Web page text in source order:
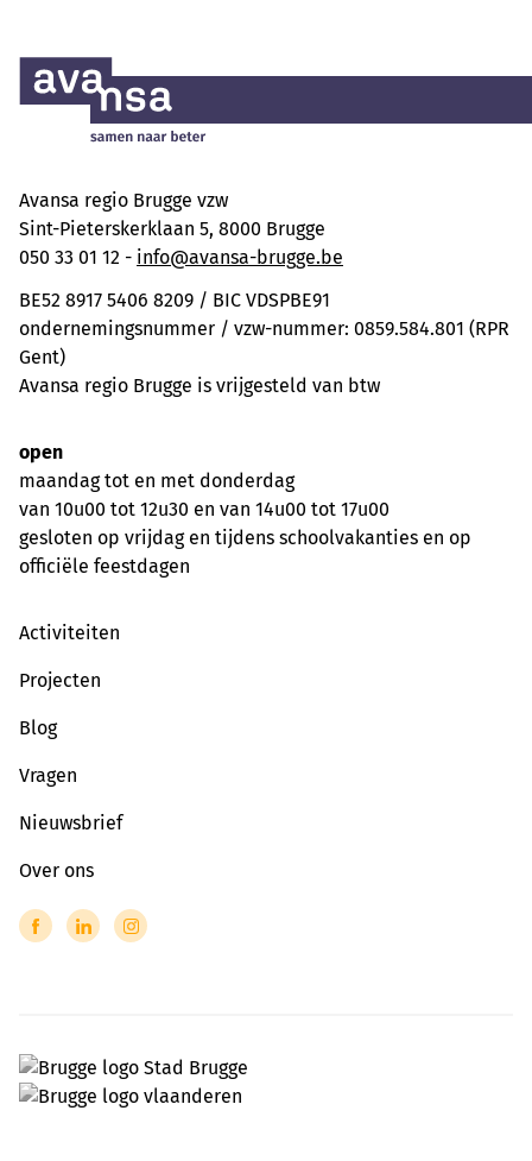
Avansa regio Brugge vzw
Sint-Pieterskerklaan 5, 8000 Brugge
050 33 01 12 - info@avansa-brugge.be
BE52 8917 5406 8209 / BIC VDSPBE91
ondernemingsnummer / vzw-nummer: 0859.584.801 (RPR
Gent)
Avansa regio Brugge is vrijgesteld van btw
open
maandag tot en met donderdag
van 10u00 tot 12u30 en van 14u00 tot 17u00
gesloten op vrijdag en tijdens schoolvakanties en op
officiële feestdagen
Activiteiten
Projecten
Blog
Vragen
Nieuwsbrief
Over ons